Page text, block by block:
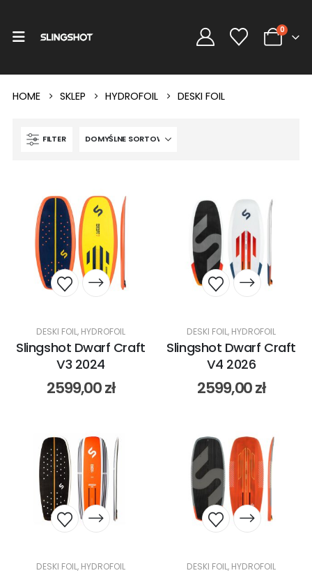
0
HOME SKLEP HYDROFOIL DESKI FOIL
FILTER
DESKI FOIL, HYDROFOIL
Slingshot Dwarf Craft
V3 2024
2599,00zł
DESKI FOIL, HYDROFOIL
Slingshot Dwarf Craft
V4 2026
2599,00zł
DESKI FOIL, HYDROFOIL DESKI FOIL, HYDROFOIL